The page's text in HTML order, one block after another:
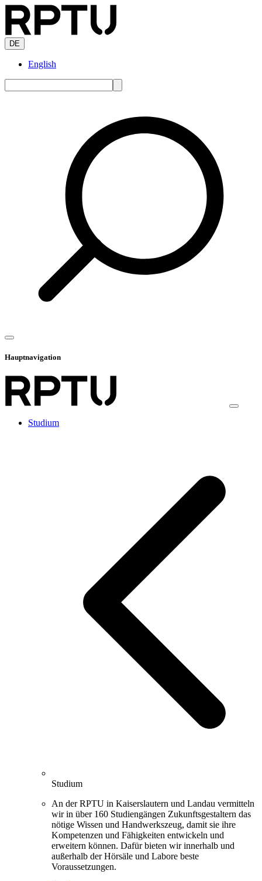
DE
English
Hauptnavigation
Studium
Studium
An der RPTU in Kaiserslautern und Landau vermitteln
wir in über 160 Studiengängen Zukunftsgestaltern das
nötige Wissen und Handwerkszeug, damit sie ihre
Kompetenzen und Fähigkeiten entwickeln und
erweitern können. Dafür bieten wir innerhalb und
außerhalb der Hörsäle und Labore beste
Voraussetzungen.